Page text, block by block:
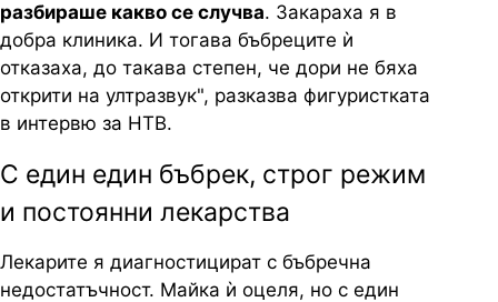
разбираше какво се случва. Закараха я в
добра клиника. И тогава бъбреците ѝ
отказаха, до такава степен, че дори не бяха
открити на ултразвук", разказва фигуристката
в интервю за НТВ.
С един един бъбрек, строг режим
и постоянни лекарства
Лекарите я диагностицират с бъбречна
недостатъчност. Майка ѝ оцеля, но с един